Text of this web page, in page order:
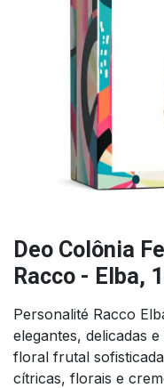
Deo Colônia
Racco - Elba,
Personalité Racco
elegantes, delicadas
floral frutal
cítricas, florais e